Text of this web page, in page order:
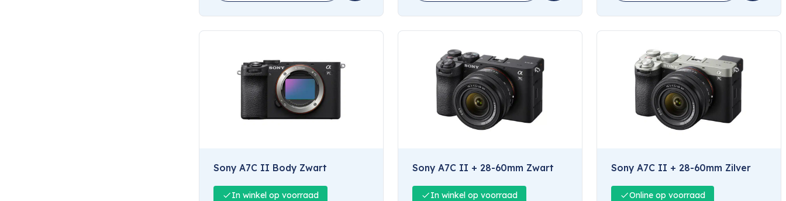
Sony A7C II Body Zwart
In winkel op voorraad
Sony A7C II + 28-60mm Zwart
In winkel op voorraad
Sony A7C II + 28-60mm Zilver
Online op voorraad